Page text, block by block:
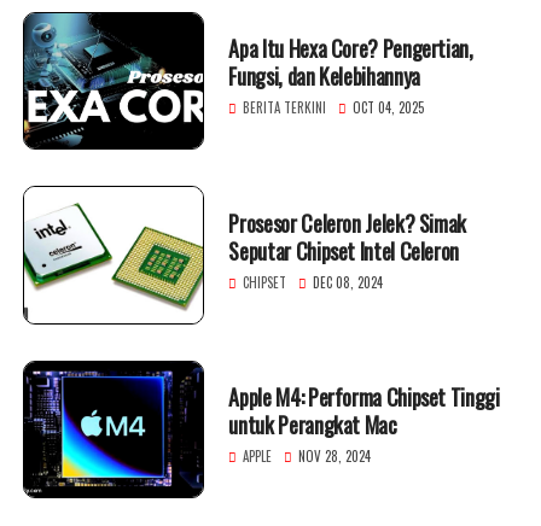
Apa Itu Hexa Core? Pengertian,
Fungsi, dan Kelebihannya
BERITA TERKINI OCT 04, 2025
Prosesor Celeron Jelek? Simak
Seputar Chipset Intel Celeron
CHIPSET DEC 08, 2024
Apple M4: Performa Chipset Tinggi
untuk Perangkat Mac
APPLE NOV 28, 2024